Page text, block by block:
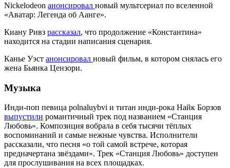
Nickelodeon анонсировал новый мультсериал по вселенной
«Аватар: Легенда об Аанге».
Киану Ривз рассказал, что продолжение «Константина»
находится на стадии написания сценария.
Канье Уэст анонсировал новый фильм, в котором снялась его
жена Бьянка Цензори.
Музыка
Инди-поп певица polnaluybvi и титан инди-рока Найк Борзов
выпустили романтичный трек под названием «Станция
Любовь». Композиция вобрала в себя тысячи тёплых
воспоминаний и самые нежные чувства. Исполнители
рассказали, что песня «о той самой встрече, которая
предначертана звёздами». Трек «Станция Любовь» доступен
для прослушивания на всех площадках.